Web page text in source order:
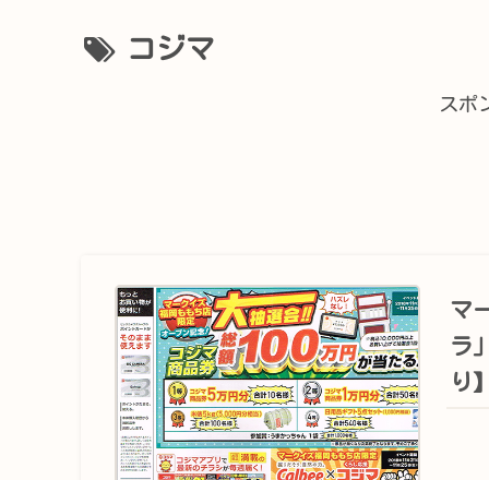
コジマ
スポ
マ
ラ
り